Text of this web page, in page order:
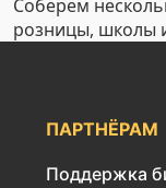
Соберем
розницы, школы
ПАРТНЁРАМ
Поддержка